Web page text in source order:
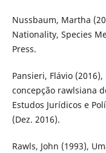
Nussbaum, Martha
Nationality, Species
Press.
Pansieri, Flávio
concepção rawlsiana
Estudos Jurídicos e
(Dez. 2016).
Rawls, John (1993),